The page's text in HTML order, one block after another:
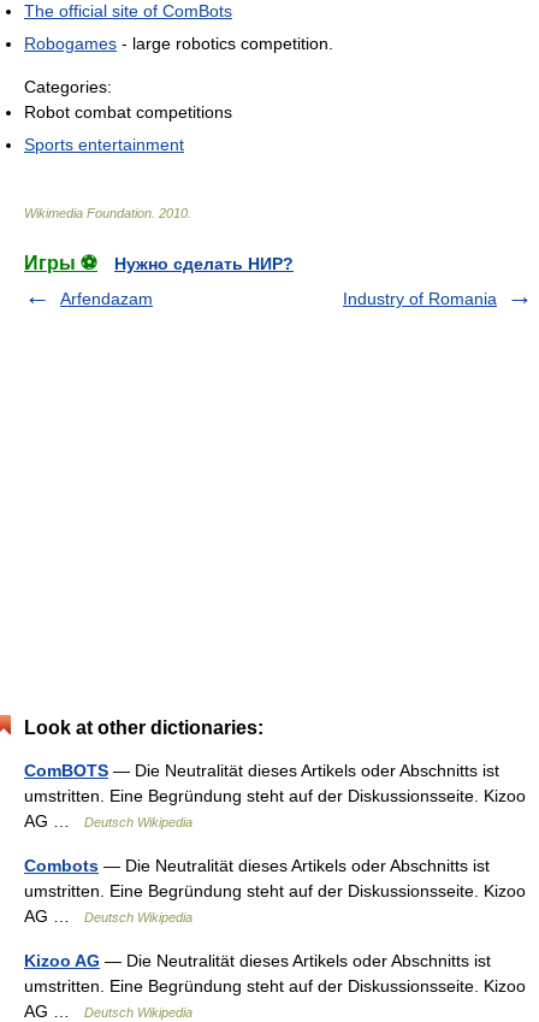
The official site of ComBots
Robogames - large robotics competition.
Categories:
Robot combat competitions
Sports entertainment
Wikimedia Foundation 2010
Игры ⚽
Нужно сделать НИР?
Arfendazam
Industry of Romania
Look at other dictionaries:
ComBOTS — Die Neutralität dieses Artikels oder Abschnitts ist
umstritten. Eine Begründung steht auf der Diskussionsseite. Kizoo
AG …
Deutsch Wikipedia
Combots — Die Neutralität dieses Artikels oder Abschnitts ist
umstritten. Eine Begründung steht auf der Diskussionsseite. Kizoo
AG …
Deutsch Wikipedia
Kizoo AG — Die Neutralität dieses Artikels oder Abschnitts ist
umstritten. Eine Begründung steht auf der Diskussionsseite. Kizoo
AG …
Deutsch Wikipedia